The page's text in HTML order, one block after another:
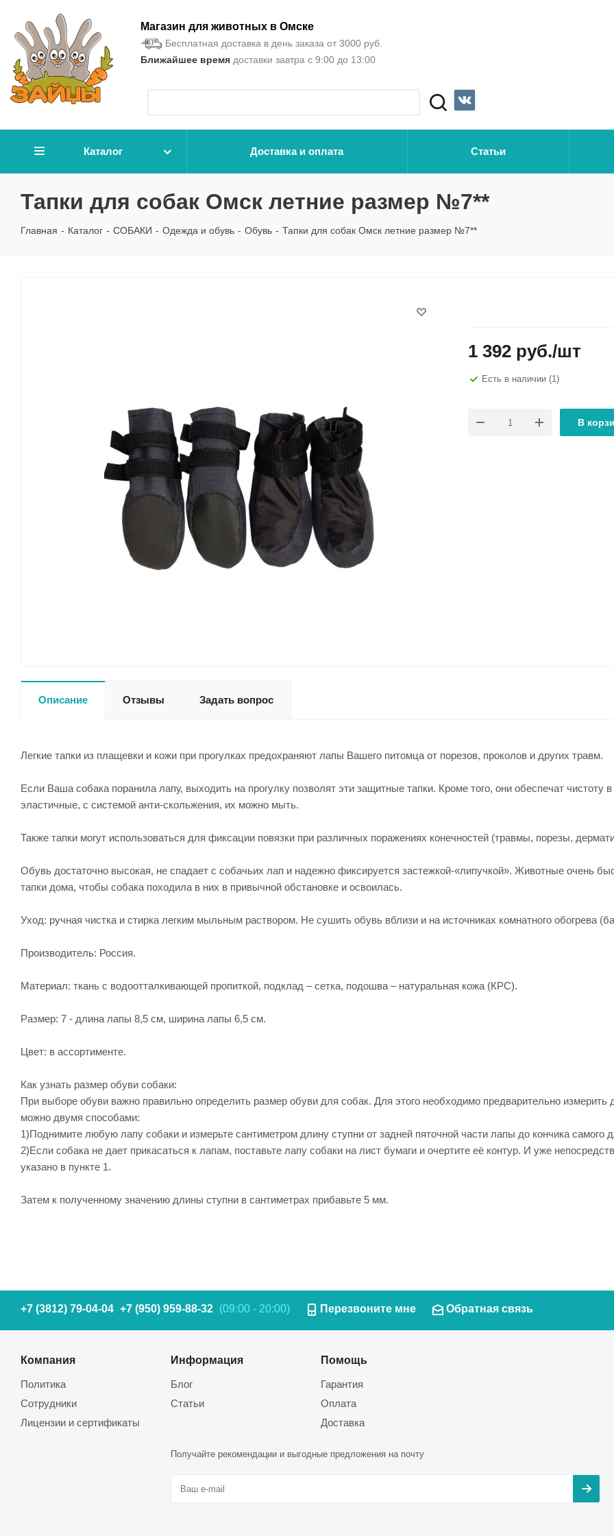
Магазин для животных в Омске
Бесплатная доставка в день заказа от 3000 руб.
Ближайшее время доставки завтра с 9:00 до 13:00
Каталог Доставка и оплата Статьи
Тапки для собак Омск летние размер №7**
Главная - Каталог - СОБАКИ - Одежда и обувь - Обувь - Тапки для собак Омск летние размер №7**
1 392 руб./шт
Есть в наличии (1)
В
Описание Отзывы Задать вопрос
Легкие тапки из плащевки и кожи при прогулках предохраняют лапы Вашего питомца от порезов, проколов и других травм.
Если Ваша собака поранила лапу, выходить на прогулку позволят эти защитные тапки. Кроме того, они обеспечат чистоту
эластичные, с системой анти-скольжения, их можно мыть.
Также тапки могут использоваться для фиксации повязки при различных поражениях конечностей (травмы, порезы,
Обувь достаточно высокая, не спадает с собачьих лап и надежно фиксируется застежкой-«липучкой». Животные очень
тапки дома, чтобы собака походила в них в привычной обстановке и освоилась.
Уход: ручная чистка и стирка легким мыльным раствором. Не сушить обувь вблизи и на источниках комнатного обогрева
Производитель: Россия.
Материал: ткань с водоотталкивающей пропиткой, подклад – сетка, подошва – натуральная кожа (КРС).
Размер: 7 - длина лапы 8,5 см, ширина лапы 6,5 см.
Цвет: в ассортименте.
Как узнать размер обуви собаки:
При выборе обуви важно правильно определить размер обуви для собак. Для этого необходимо предварительно
можно двумя способами:
1)Поднимите любую лапу собаки и измерьте сантиметром длину ступни от задней пяточной части лапы до кончика самого
2)Если собака не дает прикасаться к лапам, поставьте лапу собаки на лист бумаги и очертите её контур. И уже
указано в пункте 1.
Затем к полученному значению длины ступни в сантиметрах прибавьте 5 мм.
+7 (3812) 79-04-04 +7 (950) 959-88-32 (09:00 - 20:00) Перезвоните мне Обратная связь
Компания
Политика
Сотрудники
Лицензии и сертификаты
Информация
Блог
Статьи
Помощь
Гарантия
Оплата
Доставка
Получайте рекомендации и выгодные предложения на почту